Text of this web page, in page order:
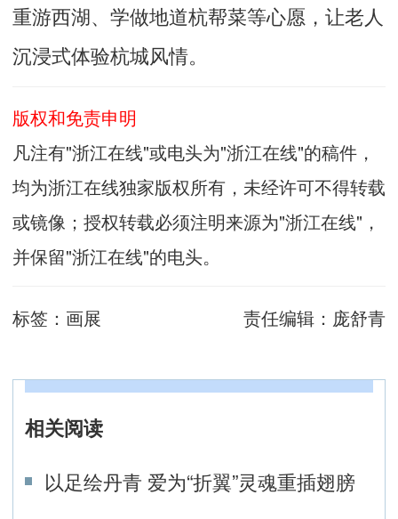
重游西湖、学做地道杭帮菜等心愿，让老人
沉浸式体验杭城风情。
版权和免责申明
凡注有"浙江在线"或电头为"浙江在线"的稿件，
均为浙江在线独家版权所有，未经许可不得转载
或镜像；授权转载必须注明来源为"浙江在线"，
并保留"浙江在线"的电头。
标签： 画展 责任编辑： 庞舒青
相关阅读
以足绘丹青 爱为“折翼”灵魂重插翅膀